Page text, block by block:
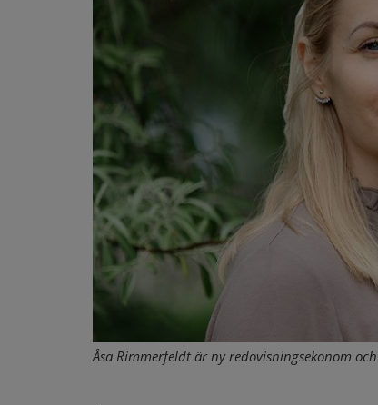
Åsa Rimmerfeldt är ny redovisningsekonom